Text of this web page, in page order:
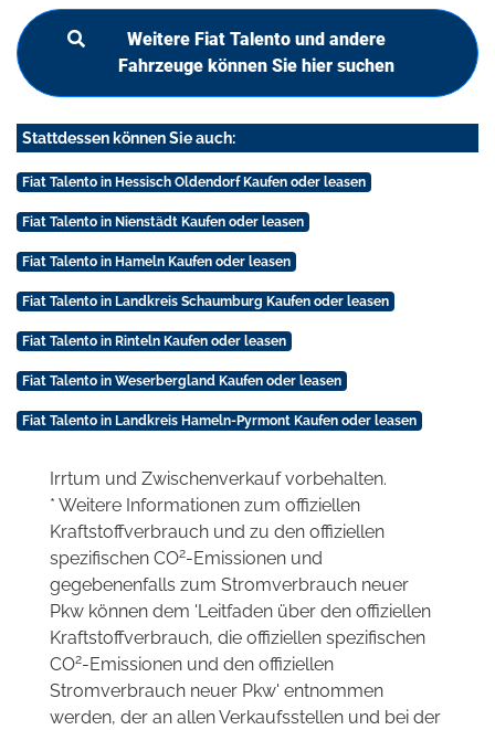
Weitere Fiat Talento und andere
Fahrzeuge können Sie hier suchen
Stattdessen können Sie auch:
Fiat Talento in Hessisch Oldendorf Kaufen oder leasen
Fiat Talento in Nienstädt Kaufen oder leasen
Fiat Talento in Hameln Kaufen oder leasen
Fiat Talento in Landkreis Schaumburg Kaufen oder leasen
Fiat Talento in Rinteln Kaufen oder leasen
Fiat Talento in Weserbergland Kaufen oder leasen
Fiat Talento in Landkreis Hameln-Pyrmont Kaufen oder leasen
Irrtum und Zwischenverkauf vorbehalten.
* Weitere Informationen zum offiziellen
Kraftstoffverbrauch und zu den offiziellen
spezifischen CO2-Emissionen und
gegebenenfalls zum Stromverbrauch neuer
Pkw können dem 'Leitfaden über den offiziellen
Kraftstoffverbrauch, die offiziellen spezifischen
CO2-Emissionen und den offiziellen
Stromverbrauch neuer Pkw' entnommen
werden, der an allen Verkaufsstellen und bei der